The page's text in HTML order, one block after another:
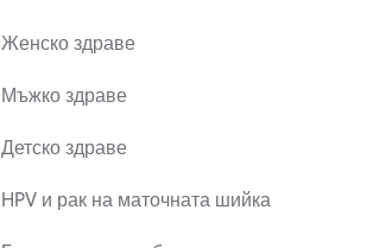
Женско здраве
Мъжко здраве
Детско здраве
HPV и рак на маточната шийка